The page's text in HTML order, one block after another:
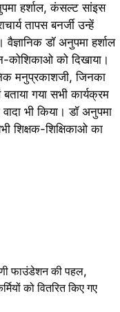
हर्शाल, कंसल्ट सांइस
तापस बनर्जी उन्हें
डॉ अनुपमा हर्शाल
कोशिकाओ को दिखाया।
मनुप्रकाशजी, जिनका
गया सभी कार्यक्रम
भी किया। डॉ अनुपमा
शिक्षक-शिक्षिकाओ का
फाउंडेशन की पहल,
को वितरित किए गए